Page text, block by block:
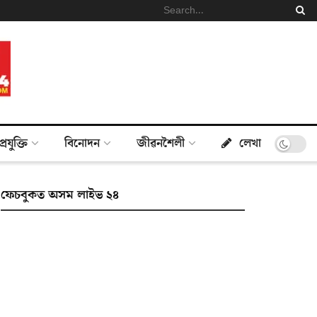
প্ৰযুক্তি বিনোদন জীৱনশৈলী লেখা
ফেচবুকত অসম লাইভ ২৪